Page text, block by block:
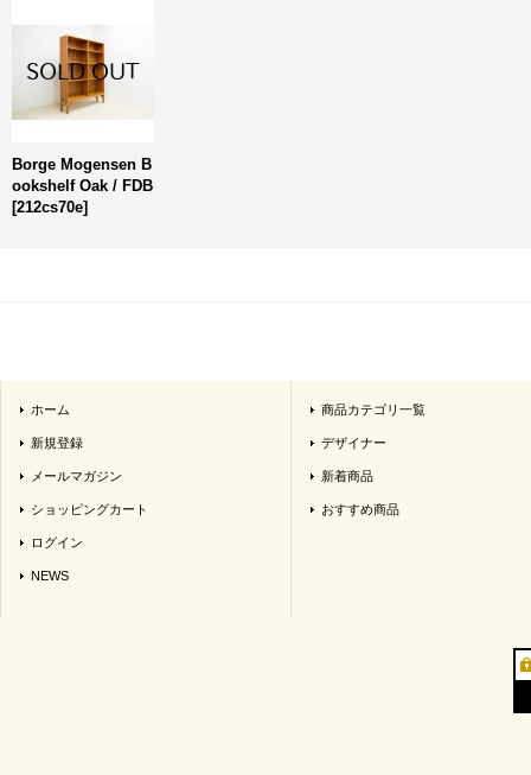
Borge Mogensen B
ookshelf Oak / FDB
[212cs70e]
ホーム
新規登録
メールマガジン
ショッピングカート
ログイン
NEWS
商品カテゴリ一覧
デザイナー
新着商品
おすすめ商品